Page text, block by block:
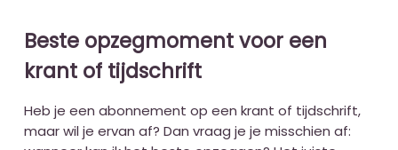
Beste opzegmoment voor een
krant of tijdschrift
Heb je een abonnement op een krant of tijdschrift,
maar wil je ervan af? Dan vraag je je misschien af: